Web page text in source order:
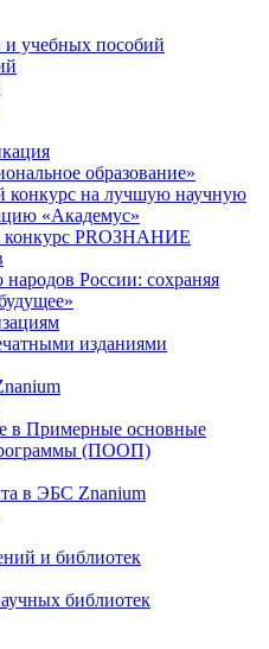
и учебных пособий
образование»
на лучшую научную
«Академус»
PROЗНАНИЕ
России: сохраняя
изданиями
в Примерные основные
(ПООП)
в ЭБС Znanium
и библиотек
библиотек